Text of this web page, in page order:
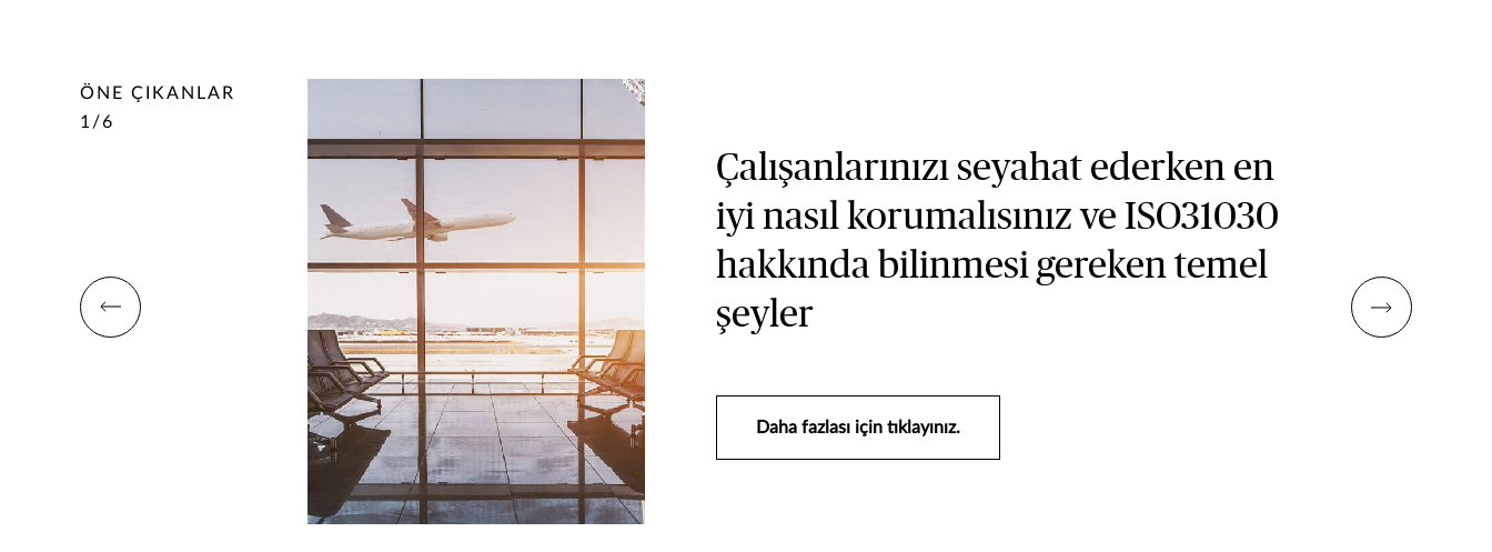
ÖNE ÇIKANLAR
1 /6
Çalışanlarınızı seyahat ederken en
iyi nasıl korumalısınız ve ISO31030
hakkında bilinmesi gereken temel
şeyler
Daha fazlası için tıklayınız.